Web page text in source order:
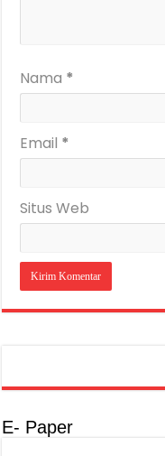
Nama *
Email *
Situs Web
E- Paper